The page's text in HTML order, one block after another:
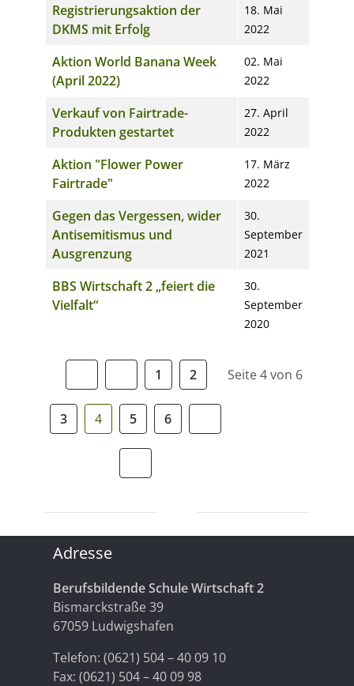
Registrierungsaktion der
DKMS mit Erfolg
18. Mai
2022
Aktion World Banana Week
(April 2022)
02. Mai
2022
Verkauf von Fairtrade-
Produkten gestartet
27. April
2022
Aktion "Flower Power
Fairtrade"
17. März
2022
Gegen das Vergessen, wider
Antisemitismus und
Ausgrenzung
30.
September
2021
BBS Wirtschaft 2 „feiert die
Vielfalt“
30.
September
2020
Seite 4 von 6
1 2
3 4 5 6
Adresse
Berufsbildende Schule Wirtschaft 2
Bismarckstraße 39
67059 Ludwigshafen
Telefon: (0621) 504 – 40 09 10
Fax: (0621) 504 – 40 09 98